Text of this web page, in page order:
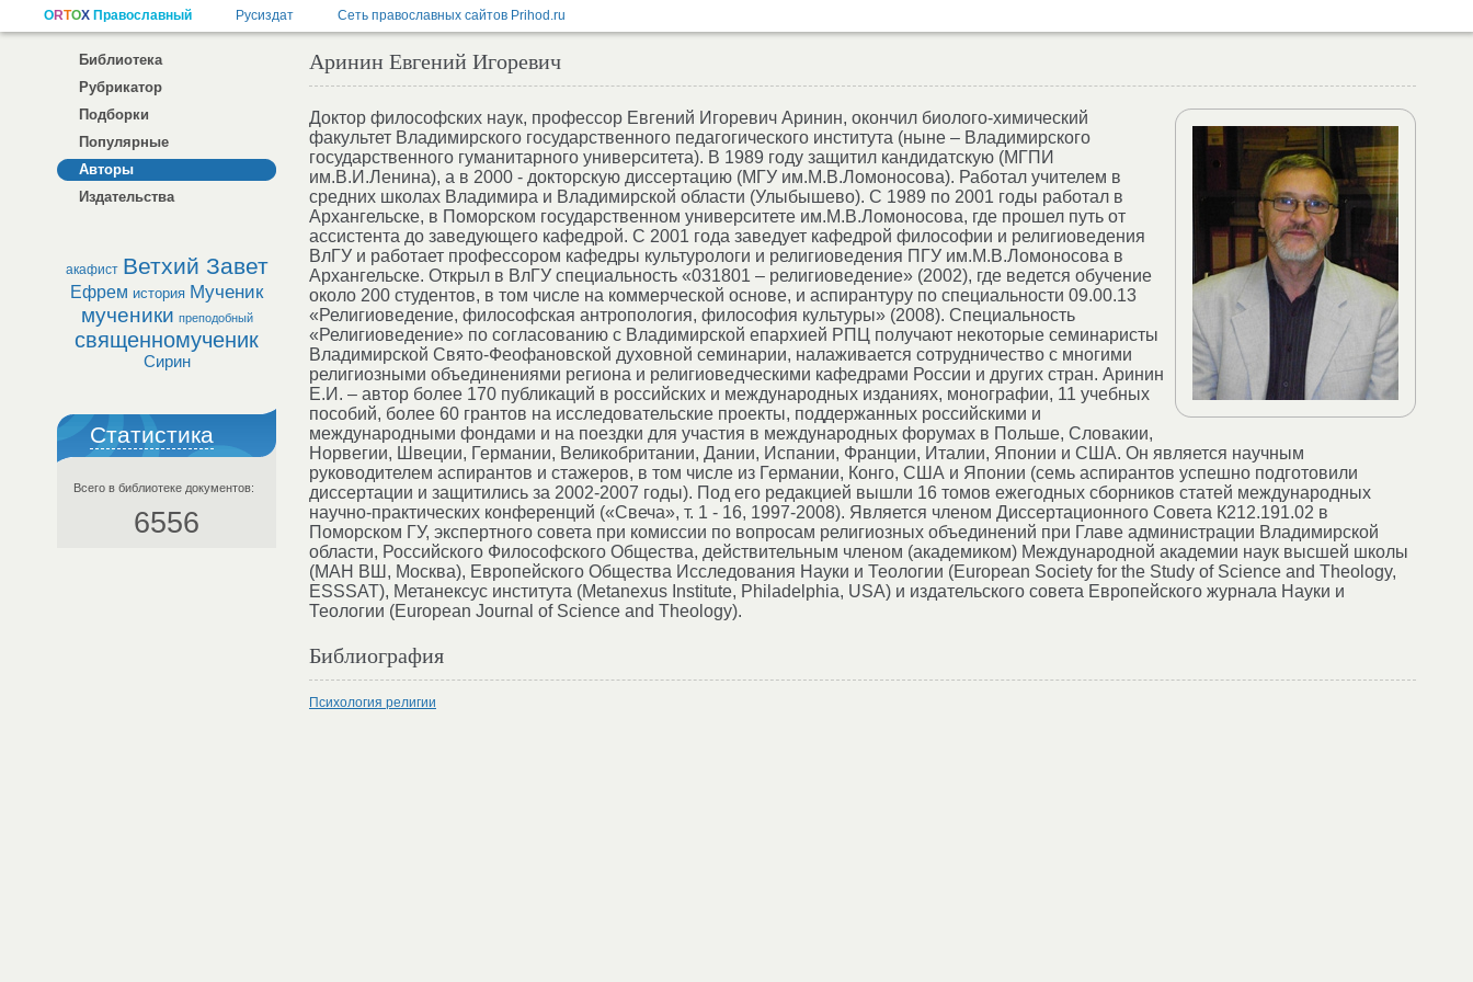
Библиотека
Рубрикатор
Подборки
Популярные
Авторы
Издательства
акафист Ветхий Завет
Ефрем история Мученик
мученики преподобный
священномученик
Сирин
Статистика
Всего в библиотеке документов:
6556
Аринин Евгений Игоревич
Доктор философских наук, профессор Евгений Игоревич Аринин, окончил биолого-химический
факультет Владимирского государственного педагогического института (ныне – Владимирского
государственного гуманитарного университета). В 1989 году защитил кандидатскую (МГПИ
им.В.И.Ленина), а в 2000 - докторскую диссертацию (МГУ им.М.В.Ломоносова). Работал учителем в
средних школах Владимира и Владимирской области (Улыбышево). С 1989 по 2001 годы работал в
Архангельске, в Поморском государственном университете им.М.В.Ломоносова, где прошел путь от
ассистента до заведующего кафедрой. С 2001 года заведует кафедрой философии и религиоведения
ВлГУ и работает профессором кафедры культурологи и религиоведения ПГУ им.М.В.Ломоносова в
Архангельске. Открыл в ВлГУ специальность «031801 – религиоведение» (2002), где ведется обучение
около 200 студентов, в том числе на коммерческой основе, и аспирантуру по специальности 09.00.13
«Религиоведение, философская антропология, философия культуры» (2008). Специальность
«Религиоведение» по согласованию с Владимирской епархией РПЦ получают некоторые семинаристы
Владимирской Свято-Феофановской духовной семинарии, налаживается сотрудничество с многими
религиозными объединениями региона и религиоведческими кафедрами России и других стран. Аринин
Е.И. – автор более 170 публикаций в российских и международных изданиях, монографии, 11 учебных
пособий, более 60 грантов на исследовательские проекты, поддержанных российскими и
международными фондами и на поездки для участия в международных форумах в Польше, Словакии,
Норвегии, Швеции, Германии, Великобритании, Дании, Испании, Франции, Италии, Японии и США. Он является научным
руководителем аспирантов и стажеров, в том числе из Германии, Конго, США и Японии (семь аспирантов успешно подготовили
диссертации и защитились за 2002-2007 годы). Под его редакцией вышли 16 томов ежегодных сборников статей международных
научно-практических конференций («Свеча», т. 1 - 16, 1997-2008). Является членом Диссертационного Совета К212.191.02 в
Поморском ГУ, экспертного совета при комиссии по вопросам религиозных объединений при Главе администрации Владимирской
области, Российского Философского Общества, действительным членом (академиком) Международной академии наук высшей школы
(МАН ВШ, Москва), Европейского Общества Исследования Науки и Теологии (European Society for the Study of Science and Theology,
ESSSAT), Метанексус института (Metanexus Institute, Philadelphia, USA) и издательского совета Европейского журнала Науки и
Теологии (European Journal of Science and Theology).
Библиография
Психология религии